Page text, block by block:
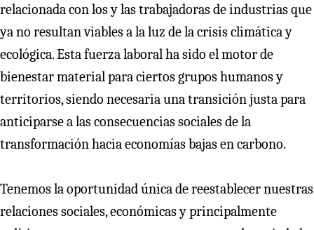
relacionada con los y las trabajadoras de industrias que
ya no resultan viables a la luz de la crisis climática y
ecológica. Esta fuerza laboral ha sido el motor de
bienestar material para ciertos grupos humanos y
territorios, siendo necesaria una transición justa para
anticiparse a las consecuencias sociales de la
transformación hacia economías bajas en carbono.
Tenemos la oportunidad única de reestablecer nuestras
relaciones sociales, económicas y principalmente